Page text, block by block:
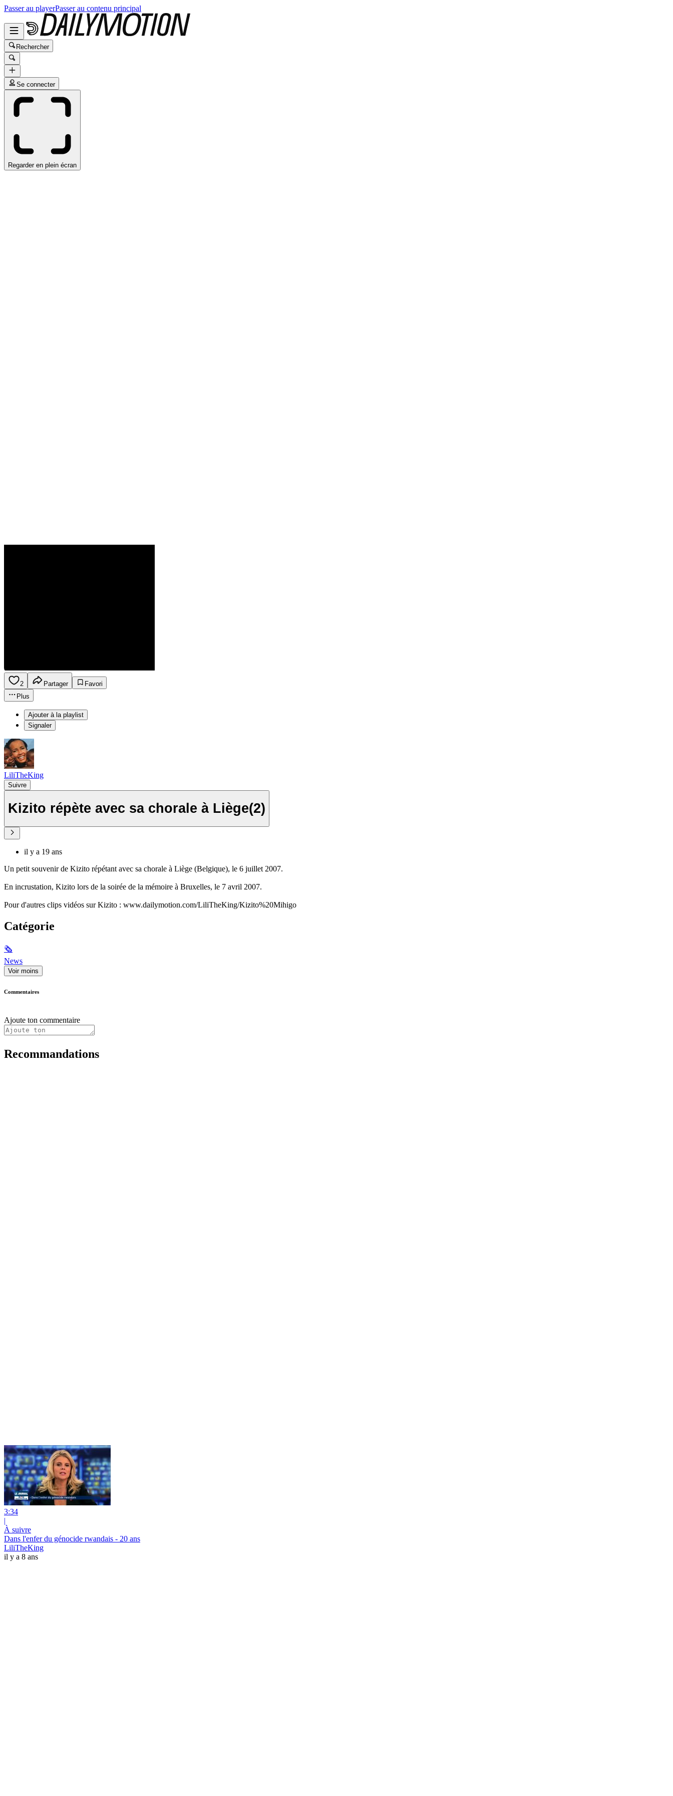
Passer au playerPasser au contenu principal
Rechercher
Se connecter
Regarder en plein écran
2 Partager
Favori
Plus
Ajouter à la playlist
Signaler
LiliTheKing
Suivre
Kizito répète avec sa chorale à Liège(2)
il y a 19 ans
Un petit souvenir de Kizito répétant avec sa chorale à Liège (Belgique), le 6 juillet 2007.
En incrustation, Kizito lors de la soirée de la mémoire à Bruxelles, le 7 avril 2007.
Pour d'autres clips vidéos sur Kizito : www.dailymotion.com/LiliTheKing/Kizito%20Mihigo
Catégorie
🗞
News
Voir moins
Commentaires
Ajoute ton commentaire
Recommandations
3:34
|
À suivre
Dans l'enfer du génocide rwandais - 20 ans
LiliTheKing
il y a 8 ans